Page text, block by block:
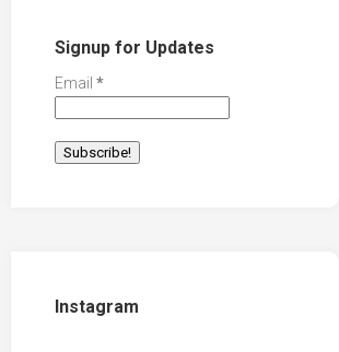
Signup for Updates
Email *
Instagram